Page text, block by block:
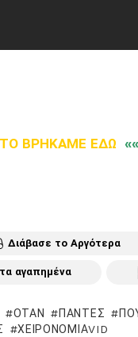
ΤΟ ΒΡΗΚΑΜΕ ΕΔΩ
Διάβασε το Αργότερα
αγαπημένα
ΌΤΑΝ ΠΆΝΤΕΣ
ΧΕΙΡΟΝΟΜΊΑVID